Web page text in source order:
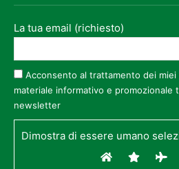
La tua email (richiesto)
Acconsento al trattamento dei miei
materiale informativo e promozionale
newsletter
Dimostra di essere umano